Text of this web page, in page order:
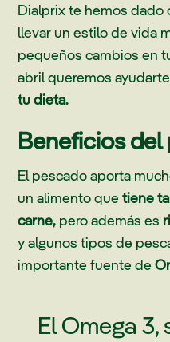
Dialprix te hemos dado
llevar un estilo de vida
pequeños cambios en
abril queremos
tu dieta.
Beneficios
El pescado aporta
un alimento quetiene
carne, pero además es
y algunos tipos de
importante fuente de
El Omega 3,